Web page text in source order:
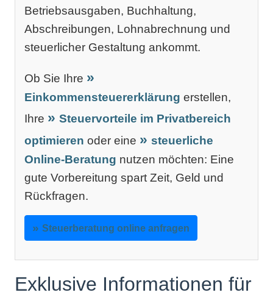
Betriebsausgaben, Buchhaltung,
Abschreibungen, Lohnabrechnung und
steuerlicher Gestaltung ankommt.
Ob Sie Ihre
Einkommensteuererklärung erstellen,
Ihre
Steuervorteile im Privatbereich
optimieren oder eine
steuerliche
Online-Beratung nutzen möchten: Eine
gute Vorbereitung spart Zeit, Geld und
Rückfragen.
Steuerberatung online anfragen
Exklusive Informationen für